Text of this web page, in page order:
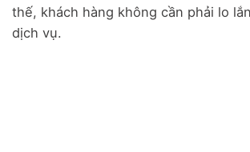
thế, khách hàng không cần phải lo
dịch vụ.